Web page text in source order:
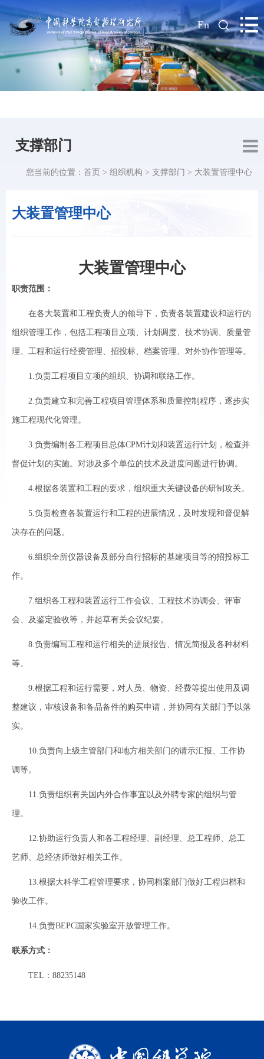
| En
支撑部门
大装置管理中心
您当前的位置： 首页 > 组织机构 > 支撑部门 > 大装置管理中心
大装置管理中心
职责范围：
在各大装置和工程负责人的领导下，负责各装置建设和运行的
组织管理工作，包括工程项目立项、计划调度、技术协调、质量管
理、工程和运行经费管理、招投标、档案管理、对外协作管理等。
1.负责工程项目立项的组织、协调和联络工作。
2.负责建立和完善工程项目管理体系和质量控制程序，逐步实
施工程现代化管理。
3.负责编制各工程项目总体CPM计划和装置运行计划，检查并
督促计划的实施。对涉及多个单位的技术及进度问题进行协调。
4.根据各装置和工程的要求，组织重大关键设备的研制攻关。
5.负责检查各装置运行和工程的进展情况，及时发现和督促解
决存在的问题。
6.组织全所仪器设备及部分自行招标的基建项目等的招投标工
作。
7.组织各工程和装置运行工作会议、工程技术协调会、评审
会、及鉴定验收等，并起草有关会议纪要。
8.负责编写工程和运行相关的进展报告、情况简报及各种材料
等。
9.根据工程和运行需要，对人员、物资、经费等提出使用及调
整建议，审核设备和备品备件的购买申请，并协同有关部门予以落
实。
10.负责向上级主管部门和地方相关部门的请示汇报、工作协
调等。
11.负责组织有关国内外合作事宜以及外聘专家的组织与管
理。
12.协助运行负责人和各工程经理、副经理、总工程师、总工
艺师、总经济师做好相关工作。
13.根据大科学工程管理要求，协同档案部门做好工程归档和
验收工作。
14.负责BEPC国家实验室开放管理工作。
联系方式：
TEL：88235148